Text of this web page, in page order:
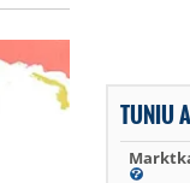
TUNIU